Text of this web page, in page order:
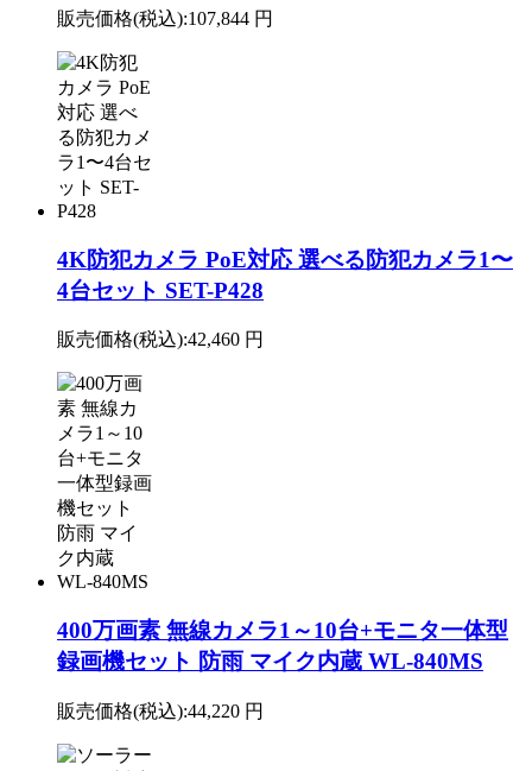
販売価格(税込):107,844 円
4K防犯カメラ PoE対応 選べる防犯カメラ1〜
4台セット SET-P428
販売価格(税込):42,460 円
400万画素 無線カメラ1～10台+モニタ一体型
録画機セット 防雨 マイク内蔵 WL-840MS
販売価格(税込):44,220 円